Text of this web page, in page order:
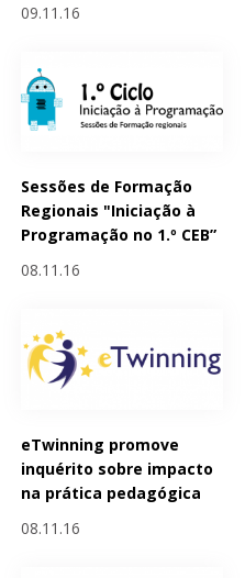
09.11.16
Sessões de Formação
Regionais "Iniciação à
Programação no 1.º CEB”
08.11.16
eTwinning promove
inquérito sobre impacto
na prática pedagógica
08.11.16